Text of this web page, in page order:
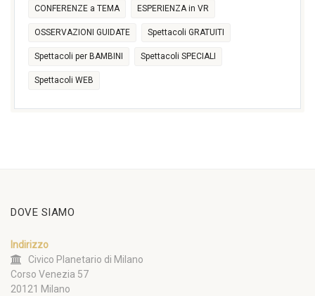
CONFERENZE a TEMA ESPERIENZA in VR
OSSERVAZIONI GUIDATE Spettacoli GRATUITI
Spettacoli per BAMBINI Spettacoli SPECIALI
Spettacoli WEB
DOVE SIAMO
Indirizzo
Civico Planetario di Milano
Corso Venezia 57
20121 Milano